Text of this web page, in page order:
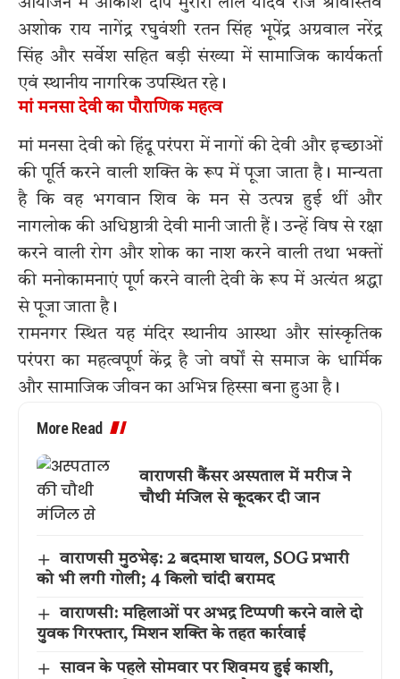
अशोक राय नागेंद्र रघुवंशी रतन सिंह भूपेंद्र अग्रवाल नरेंद्र
सिंह और सर्वेश सहित बड़ी संख्या में सामाजिक कार्यकर्ता
एवं स्थानीय नागरिक उपस्थित रहे।
मां मनसा देवी का पौराणिक महत्व
मां मनसा देवी को हिंदू परंपरा में नागों की देवी और इच्छाओं
की पूर्ति करने वाली शक्ति के रूप में पूजा जाता है। मान्यता
है कि वह भगवान शिव के मन से उत्पन्न हुई थीं और
नागलोक की अधिष्ठात्री देवी मानी जाती हैं। उन्हें विष से रक्षा
करने वाली रोग और शोक का नाश करने वाली तथा भक्तों
की मनोकामनाएं पूर्ण करने वाली देवी के रूप में अत्यंत श्रद्धा
से पूजा जाता है।
रामनगर स्थित यह मंदिर स्थानीय आस्था और सांस्कृतिक
परंपरा का महत्वपूर्ण केंद्र है जो वर्षों से समाज के धार्मिक
और सामाजिक जीवन का अभिन्न हिस्सा बना हुआ है।
More Read
वाराणसी कैंसर अस्पताल में मरीज ने
चौथी मंजिल से कूदकर दी जान
वाराणसी मुठभेड़: 2 बदमाश घायल, SOG प्रभारी
को भी लगी गोली; 4 किलो चांदी बरामद
वाराणसी: महिलाओं पर अभद्र टिप्पणी करने वाले दो
युवक गिरफ्तार, मिशन शक्ति के तहत कार्रवाई
सावन के पहले सोमवार पर शिवमय हुई काशी,